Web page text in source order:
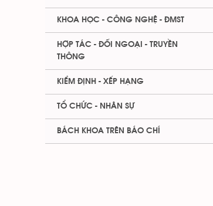
KHOA HỌC - CÔNG NGHỆ - ĐMST
HỢP TÁC - ĐỐI NGOẠI - TRUYỀN
THÔNG
KIỂM ĐỊNH - XẾP HẠNG
TỔ CHỨC - NHÂN SỰ
BÁCH KHOA TRÊN BÁO CHÍ